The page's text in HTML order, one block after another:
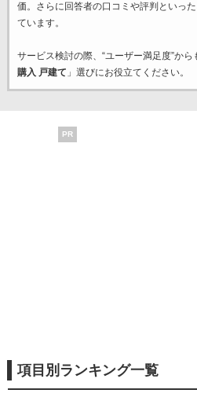
価。さらに回答者の口コミや評判といっ
ています。
サービス検討の際、“ユーザー満足度”から
購入 戸建て 」選びにお役立てください。
PR
項目別ランキング一覧